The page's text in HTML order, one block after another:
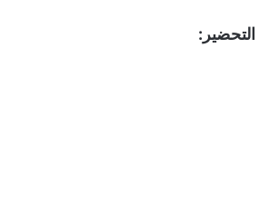
التحضير: